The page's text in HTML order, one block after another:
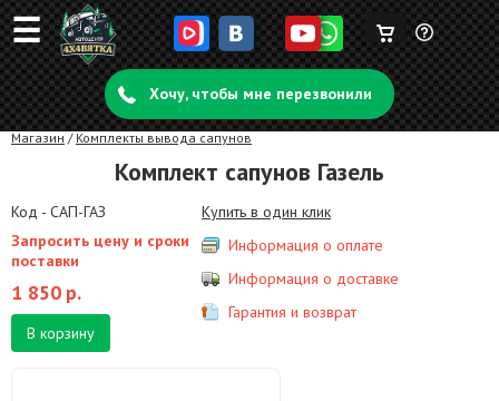
☰ Задать
вопрос
Корзина
пуста
Хочу, чтобы мне перезвонили
Магазин / Комплекты вывода сапунов
Комплект сапунов Газель
Код - САП-ГАЗ
Запросить цену и сроки
поставки
1 850 р.
В корзину
Купить в один клик
Информация о оплате
Информация о доставке
Гарантия и возврат